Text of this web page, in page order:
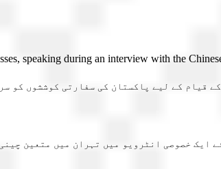
قیام کے لیے پاکستان کی سفارتی کوششوں کو
ایک خصوصی انٹرویو میں تہران میں متعین